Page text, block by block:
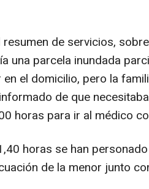
de servicios,
una parcela inundada
el domicilio, pero la
de que
horas para ir al médico
horas se han
de la menor junto